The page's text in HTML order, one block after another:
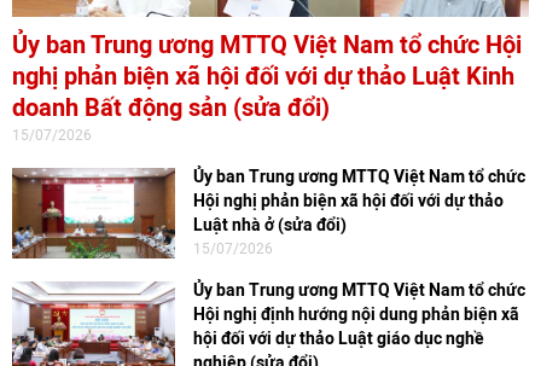
Ủy ban Trung ương MTTQ Việt Nam tổ chức Hội
nghị phản biện xã hội đối với dự thảo Luật Kinh
doanh Bất động sản (sửa đổi)
15/07/2026
Ủy ban Trung ương MTTQ Việt Nam tổ chức
Hội nghị phản biện xã hội đối với dự thảo
Luật nhà ở (sửa đổi)
15/07/2026
Ủy ban Trung ương MTTQ Việt Nam tổ chức
Hội nghị định hướng nội dung phản biện xã
hội đối với dự thảo Luật giáo dục nghề